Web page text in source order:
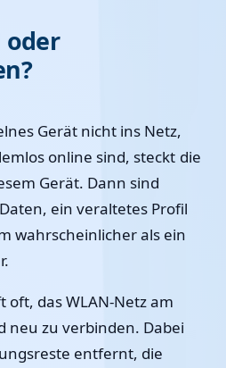
oder
Gerät nicht ins Netz,
online sind, steckt die
Gerät. Dann sind
ein veraltetes Profil
wahrscheinlicher als ein
das WLAN-Netz am
neu zu verbinden. Dabei
entfernt, die